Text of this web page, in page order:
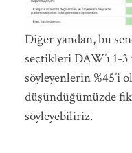
Diğer yandan, bu
seçtikleri DAW’ı 1-3
söyleyenlerin %45’i
düşündüğümüzde
söyleyebiliriz.